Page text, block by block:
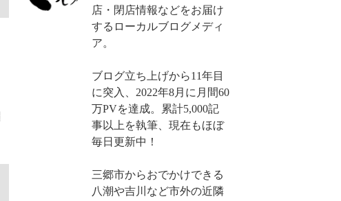
店・閉店情報などをお届け
するローカルブログメディ
ア。
ブログ立ち上げから11年目
に突入、2022年8月に月間60
万PVを達成。累計5,000記
事以上を執筆、現在もほぼ
毎日更新中！
三郷市からおでかけできる
八潮や吉川など市外の近隣